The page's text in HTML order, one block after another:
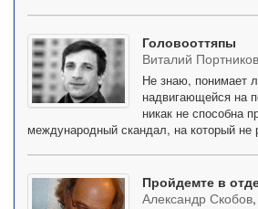
Головооттяпы
Виталий Портников
Не знаю, понимает
надвигающейся на
никак не способна
международный скандал, на который
Пройдемте в
Александр Скобов,